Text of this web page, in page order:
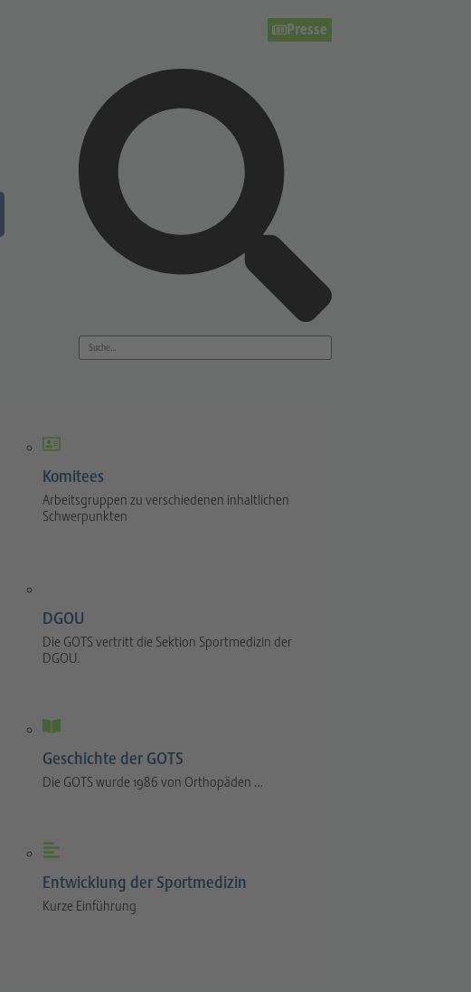
Presse
Komitees
Arbeitsgruppen zu verschiedenen inhaltlichen
Schwerpunkten
DGOU
Die GOTS vertritt die Sektion Sportmedizin der
DGOU.
Geschichte der GOTS
Die GOTS wurde 1986 von Orthopäden …
Entwicklung der Sportmedizin
Kurze Einführung